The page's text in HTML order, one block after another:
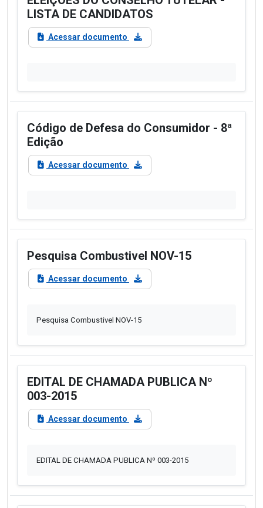
LISTA DE CANDIDATOS
Acessar documento
Código de Defesa do Consumidor - 8ª
Edição
Acessar documento
Pesquisa Combustivel NOV-15
Acessar documento
Pesquisa Combustivel NOV-15
EDITAL DE CHAMADA PUBLICA Nº
003-2015
Acessar documento
EDITAL DE CHAMADA PUBLICA Nº 003-2015